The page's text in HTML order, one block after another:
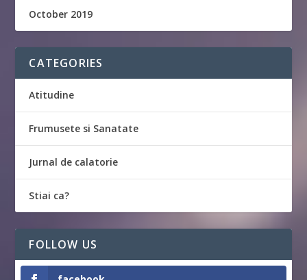
October 2019
CATEGORIES
Atitudine
Frumusete si Sanatate
Jurnal de calatorie
Stiai ca?
FOLLOW US